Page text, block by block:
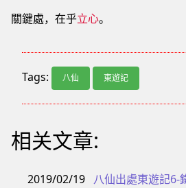
關鍵處，在乎立心。
Tags: 八仙 東遊記
相关文章:
2019/02/19 八仙出處東遊記6-